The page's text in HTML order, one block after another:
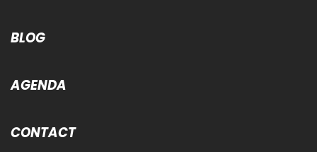
BLOG
AGENDA
CONTACT